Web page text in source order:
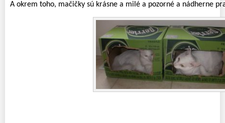
A okrem toho, mačičky sú krásne a milé a pozorné a nádherne